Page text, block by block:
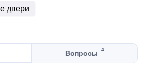
двери
Вопросы 4